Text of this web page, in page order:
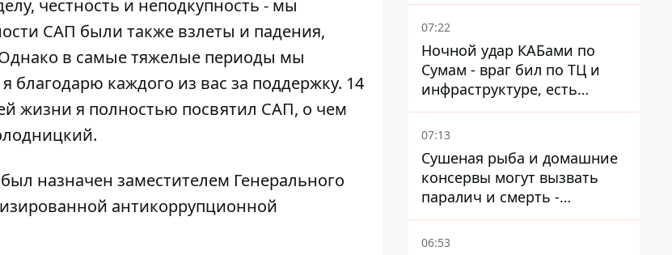
честность и неподкупность - мы
САП были также взлеты и падения,
Однако в самые тяжелые периоды мы
благодарю каждого из вас за поддержку. 14
жизни я полностью посвятил САП, о чем
назначен заместителем Генерального
антикоррупционной
памятников на территорию
07:22
Ночной удар КАБами по
Сумам - враг бил по ТЦ и
инфраструктуре, есть
ранены
07:13
Сушеная рыба и домашние
консервы могут вызвать
паралич и смерть -
Госрыбагентство
предупреждает о ботулизме
06:53